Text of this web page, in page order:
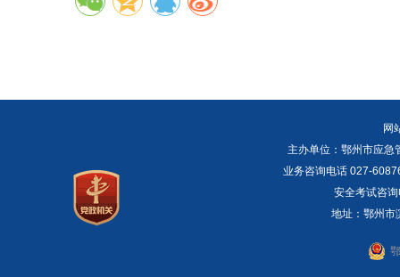
网
主办单位：鄂州市应
业务咨询电话 027-
安全考试咨
地址：鄂州市